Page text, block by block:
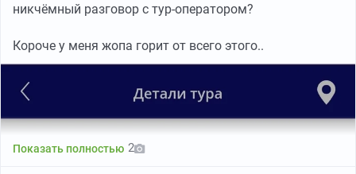
никчёмный разговор с тур-оператором?
Короче у меня жопа горит от всего этого..
Показать полностью 2